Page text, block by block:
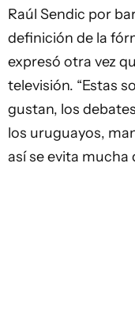
Raúl Sendic por
definición de la
expresó otra vez
televisión. “Estas
gustan, los
los uruguayos,
así se evita mucha